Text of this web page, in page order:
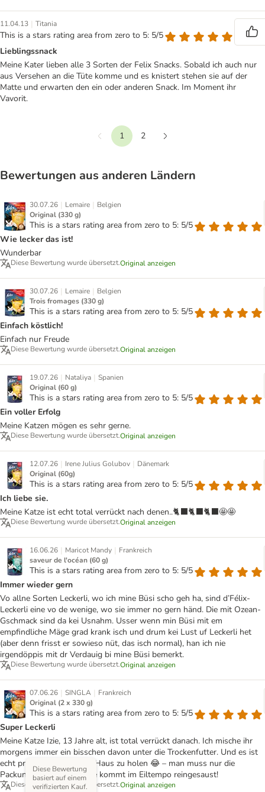
11.04.13 | Titania
This is a stars rating area from zero to 5: 5/5
Lieblingssnack
Meine Kater lieben alle 3 Sorten der Felix Snacks. Sobald ich auch nur
aus Versehen an die Tüte komme und es knistert stehen sie auf der
Matte und erwarten den ein oder anderen Snack. Im Moment ihr
Vavorit.
Vorherige
1
2
Bewertungen aus anderen Ländern
30.07.26 | Lemaire | Belgien
Original (330 g)
This is a stars rating area from zero to 5: 5/5
Wie lecker das ist!
Wunderbar
Diese Bewertung wurde übersetzt.Original anzeigen
30.07.26 | Lemaire | Belgien
Trois fromages (330 g)
This is a stars rating area from zero to 5: 5/5
Einfach köstlich!
Einfach nur Freude
Diese Bewertung wurde übersetzt.Original anzeigen
19.07.26 | Nataliya | Spanien
Original (60 g)
This is a stars rating area from zero to 5: 5/5
Ein voller Erfolg
Meine Katzen mögen es sehr gerne.
Diese Bewertung wurde übersetzt.Original anzeigen
12.07.26 | Irene Julius Golubov | Dänemark
Original (60g)
This is a stars rating area from zero to 5: 5/5
Ich liebe sie.
Meine Katze ist echt total verrückt nach denen..🐈‍⬛🐈‍⬛🐈‍⬛🤩🤩
Diese Bewertung wurde übersetzt.Original anzeigen
16.06.26 | Maricot Mandy | Frankreich
saveur de l'océan (60 g)
This is a stars rating area from zero to 5: 5/5
Immer wieder gern
Vo allne Sorten Leckerli, wo ich mine Büsi scho geh ha, sind d’Félix-
Leckerli eine vo de wenige, wo sie immer no gern händ. Die mit Ozean-
Gschmack sind da kei Usnahm. Usser wenn min Büsi mit em
empfindliche Mäge grad krank isch und drum kei Lust uf Leckerli het
(aber denn frisst er sowieso nüt, das isch normal), han ich nie
irgendöppis mit dr Verdauig bi mine Büsi bemerkt.
Diese Bewertung wurde übersetzt.Original anzeigen
07.06.26 | SINGLA | Frankreich
Original (2 x 330 g)
This is a stars rating area from zero to 5: 5/5
Super Leckerli
Meine Katze Izie, 13 Jahre alt, ist total verrückt danach. Ich mische ihr
morgens immer ein bisschen davon unter die Trockenfutter. Und es ist
echt praktisch, um sie ins Haus zu holen 😂 – man muss nur die
Packung schütteln und sie kommt im Eiltempo reingesaust!
Diese Bewertung wurde übersetzt.Original anzeigen
Diese Bewertung
basiert auf einem
verifizierten Kauf.